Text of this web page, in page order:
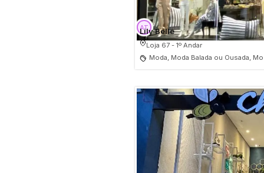
Lily Belle
Loja 67 - 1º Andar
Moda, Moda Balada ou Ousada,